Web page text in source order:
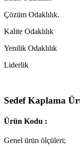
Çözüm Odaklılık.
Kalite Odaklılık
Yenilik Odaklılık
Liderlik
Sedef Kaplama
Ürün Kodu :
Genel ürün ölçüleri;